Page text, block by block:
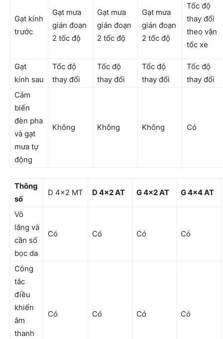
Gạt kính
trước
Gạt mưa
gián đoạn
2 tốc độ
Gạt mưa
gián đoạn
2 tốc độ
Gạt mưa
gián đoạn
2 tốc độ
Tốc độ
thay đổi
theo vận
tốc xe
Gạt
kính sau
Tốc độ
thay đổi
Tốc độ
thay đổi
Tốc độ
thay đổi
Tốc độ
thay đổi
Cảm
biến
đèn pha
và gạt
mưa tự
động
Không Không Không Có
Thông
số
D 4×2 MT D 4×2 AT G 4×2 AT G 4×4 AT
Vô
lăng và
cần số
bọc da
Có Có Có Có
Công
tắc
điều
khiển
âm
thanh
Có Có Có Có